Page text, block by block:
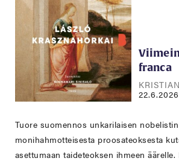
franca
22.6.2026
Tuore suomennos unkarilaisen
monihahmotteisesta proosateoksesta
asettumaan taideteoksen ihmeen